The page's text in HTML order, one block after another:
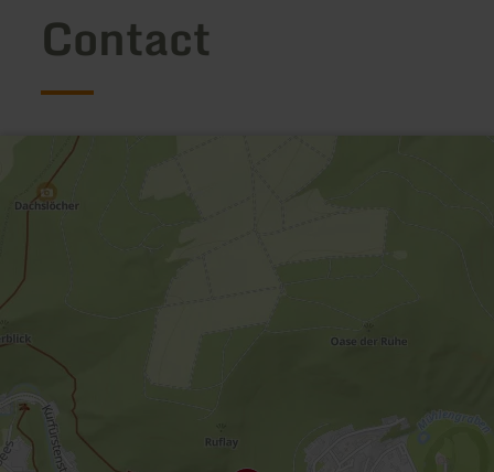
Contact